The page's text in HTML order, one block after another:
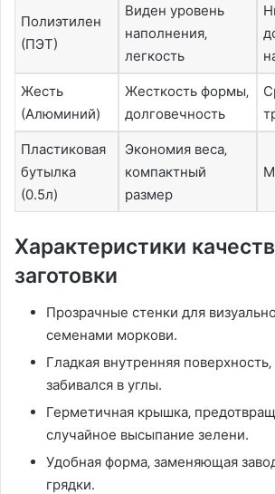
Полиэтилен
(ПЭТ)
Виден уровень
наполнения‚
легкость
Жесть
(Алюминий)
Жесткость формы‚
долговечность
Пластиковая
бутылка
(0.5л)
Экономия веса‚
компактный
размер
Характеристики
заготовки
Прозрачные стенки для
семенами моркови.
Гладкая внутренняя
забивался в углы.
Герметичная крышка‚
случайное высыпание зелени.
Удобная форма‚ заменяющая
грядки.